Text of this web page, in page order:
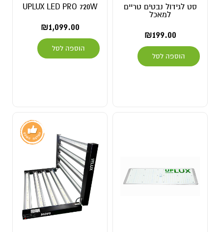
סט לגידול נבטים טריים
למאכל
₪199.00
הוספה לסל
UPLUX LED PRO 720W
₪1,099.00
הוספה לסל